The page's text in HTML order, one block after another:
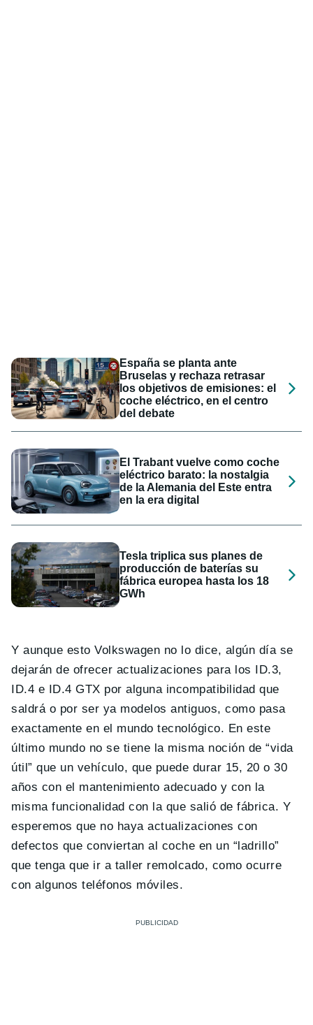
España se planta ante
Bruselas y rechaza retrasar
los objetivos de emisiones: el
coche eléctrico, en el centro
del debate
El Trabant vuelve como coche
eléctrico barato: la nostalgia
de la Alemania del Este entra
en la era digital
Tesla triplica sus planes de
producción de baterías su
fábrica europea hasta los 18
GWh
Y aunque esto Volkswagen no lo dice, algún día se
dejarán de ofrecer actualizaciones para los ID.3,
ID.4 e ID.4 GTX por alguna incompatibilidad que
saldrá o por ser ya modelos antiguos, como pasa
exactamente en el mundo tecnológico. En este
último mundo no se tiene la misma noción de “vida
útil” que un vehículo, que puede durar 15, 20 o 30
años con el mantenimiento adecuado y con la
misma funcionalidad con la que salió de fábrica. Y
esperemos que no haya actualizaciones con
defectos que conviertan al coche en un “ladrillo”
que tenga que ir a taller remolcado, como ocurre
con algunos teléfonos móviles.